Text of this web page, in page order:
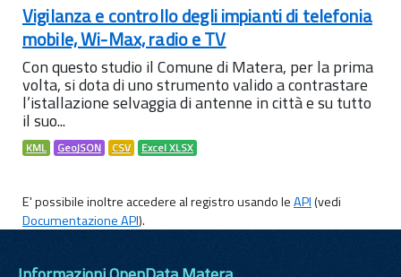
Vigilanza e controllo degli impianti di telefonia
mobile, Wi-Max, radio e TV
Con questo studio il Comune di Matera, per la prima
volta, si dota di uno strumento valido a contrastare
l’istallazione selvaggia di antenne in città e su tutto
il suo...
KML GeoJSON CSV Excel XLSX
E' possibile inoltre accedere al registro usando leAPI(vedi
Documentazione API).